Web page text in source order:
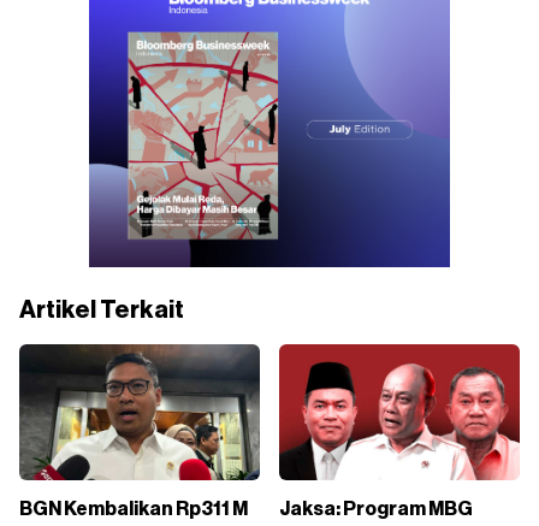
Artikel Terkait
BGN Kembalikan Rp311 M
Jaksa: Program MBG